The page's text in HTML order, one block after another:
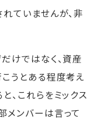
ていませんが、非
けではなく、資産
うとある程度考え
、これらをミックス
メンバーは言って